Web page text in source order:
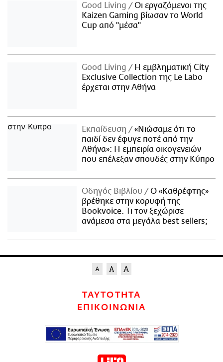
Good Living
Οι εργαζόμενοι της
Kaizen Gaming βίωσαν το World
Cup από "μέσα"
Good Living
Η εμβληματική City
Exclusive Collection της Le Labo
έρχεται στην Αθήνα
Εκπαίδευση
«Νιώσαμε ότι το
παιδί δεν έφυγε ποτέ από την
Αθήνα»: Η εμπειρία οικογενειών
που επέλεξαν σπουδές στην Κύπρο
Οδηγός Βιβλίου
Ο «Καθρέφτης»
βρέθηκε στην κορυφή της
Bookvoice. Τι τον ξεχώρισε
ανάμεσα στα μεγάλα best sellers;
ΤΑΥΤΟΤΗΤΑ
ΕΠΙΚΟΙΝΩΝΙΑ